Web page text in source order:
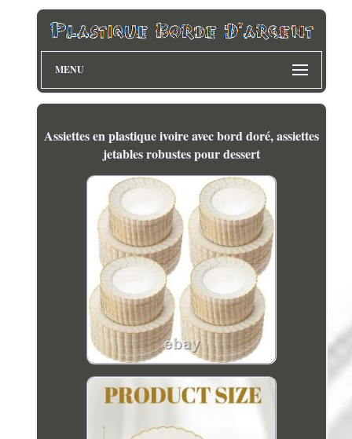
MENU
Assiettes en plastique ivoire avec bord doré, assiettes
jetables robustes pour dessert